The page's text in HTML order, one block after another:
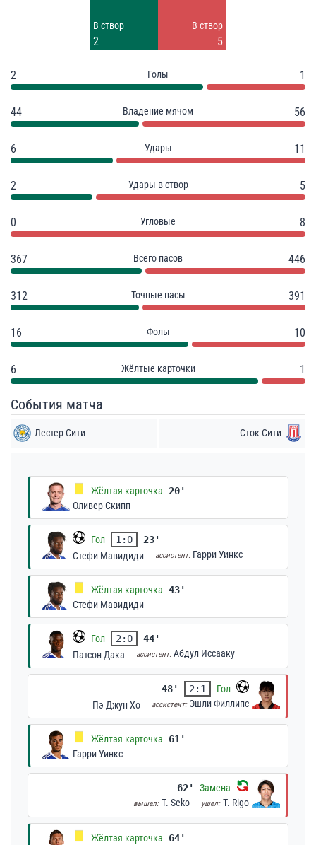
В створ
2
В створ
5
2 Голы 1
44 Владение мячом 56
6 Удары 11
2 Удары в створ 5
0 Угловые 8
367 Всего пасов 446
312 Точные пасы 391
16 Фолы 10
6 Жёлтые карточки 1
События матча
Лестер Сити Сток Сити
Жёлтая карточка
20'
Оливер Скипп
Гол 1:0
23'
Стефи Мавидиди
ассистент: Гарри Уинкс
Жёлтая карточка 43'
Стефи Мавидиди
Гол 2:0
44'
Патсон Дака
ассистент:Абдул Иссааку
48' 2:1
Гол
Пэ Джун Хо
ассистент: Эшли Филлипс
Жёлтая карточка
61'
Гарри Уинкс
62' Замена
вышел: T. Seko ушел: T. Rigo
Жёлтая карточка
64'